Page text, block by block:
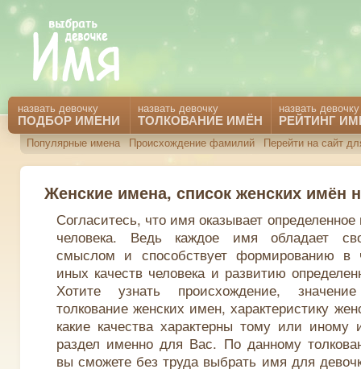
назвать девочку
ПОДБОР ИМЕНИ
назвать девочку
ТОЛКОВАНИЕ ИМЁН
назвать девочку
РЕЙТИНГ
Популярные имена Происхождение фамилий Перейти на сайт
Женские имена, список женских имён
Согласитесь, что имя оказывает
человека. Ведь каждое имя обладает
смыслом и способствует формированию в
иных качеств человека и развитию
Хотите узнать происхождение,
толкование женских имен, характеристику
какие качества характерны тому или иному
раздел именно для Вас. По данному
вы сможете без труда выбрать имя для